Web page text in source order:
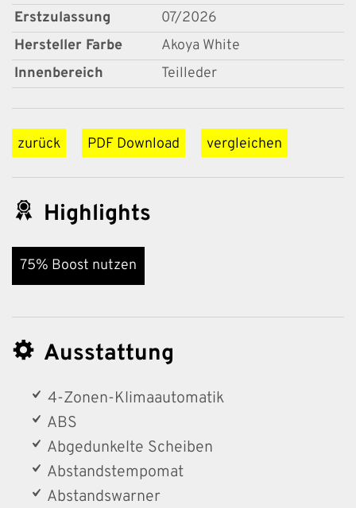
Erstzulassung
07/2026
Hersteller Farbe
Akoya White
Innenbereich
Teilleder
zurück PDF Download vergleichen
Highlights
75% Boost nutzen
Ausstattung
4-Zonen-Klimaautomatik
ABS
Abgedunkelte Scheiben
Abstandstempomat
Abstandswarner